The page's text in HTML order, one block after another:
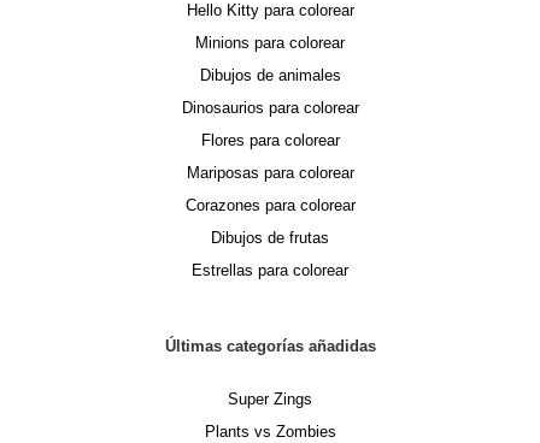
Hello Kitty para colorear
Minions para colorear
Dibujos de animales
Dinosaurios para colorear
Flores para colorear
Mariposas para colorear
Corazones para colorear
Dibujos de frutas
Estrellas para colorear
Últimas categorías añadidas
Super Zings
Plants vs Zombies